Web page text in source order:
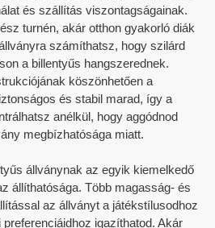
és szállítás viszontagságainak.
turnén, akár otthon gyakorló diák
számíthatsz, hogy szilárd
a billentyűs hangszerednek.
köszönhetően a
és stabil marad, így a
anélkül, hogy aggódnod
megbízhatósága miatt.
állványnak az egyik kiemelkedő
állíthatósága. Több magasság- és
az állványt a játékstílusodhoz
preferenciáidhoz igazíthatod. Akár
problémáit vagy aggályait a termékkel
hatékonyságát és
utasításokat,
visszatérítésére korlátozódik, saját
véletlenszerű, következményes vagy